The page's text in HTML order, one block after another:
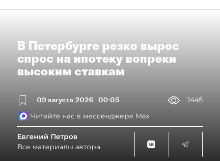
В Петербурге резко вырос
спрос на ипотеку вопреки
высоким ставкам
09 августа 2026 00:05
1445
Читайте нас в мессенджере Max
Евгений Петров
Все материалы автора